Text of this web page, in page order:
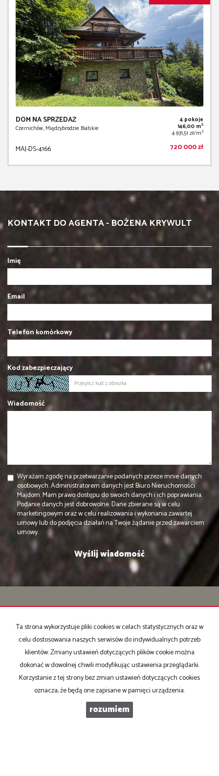
DOM NA SPRZEDAŻ
Czernichów, Międzybrodzie Bialskie
4 pokoje
146,00 m2
4 931,51 zł/m2
MAJ-DS-4166 720 000 zł
KONTAKT DO AGENTA - BOŻENA KRYWULT
Imię
Email
Telefon komórkowy
Kod zabezpieczający
Wiadomość
Wyrażam zgodę na przetwarzanie podanych przeze mnie danych
osobowych. Administratorem danych jest Biuro Nieruchomości
Majdom. Mam prawo dostępu do swoich danych i ich poprawiania.
Podanie danych jest dobrowolne. Dane zbierane są w celu
marketingowym oraz w celu realizowania i wykonania zawartej
umowy lub do podjęcia działań na Twoje żądanie przed zawarciem
umowy.
ul. Rynek 17
32-650 Kęty
507-012-625
Ta strona wykorzystuje pliki cookies w celach statystycznych oraz w
celu dostosowania naszych serwisów do indywidualnych potrzeb
klientów. Zmiany ustawień dotyczących plików cookie można
dokonać w dowolnej chwili modyfikując ustawienia przeglądarki.
Korzystanie z tej strony bez zmian ustawień dotyczących cookies
oznacza, że będą one zapisane w pamięci urządzenia.
rozumiem